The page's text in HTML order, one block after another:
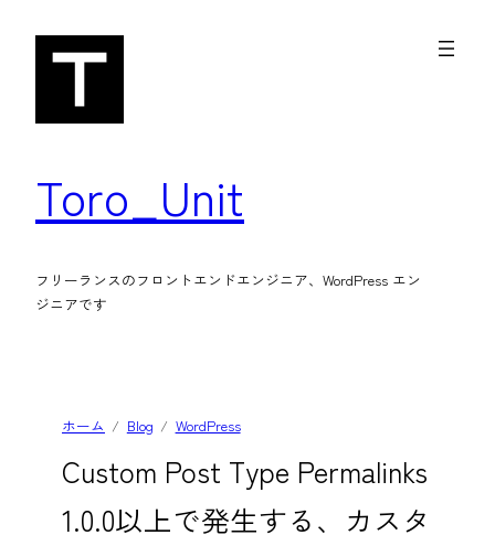
Toro_Unit
フリーランスのフロントエンドエンジニア、WordPress エン
ジニアです
ホーム Blog WordPress
Custom Post Type Permalinks
1.0.0以上で発生する、カスタ